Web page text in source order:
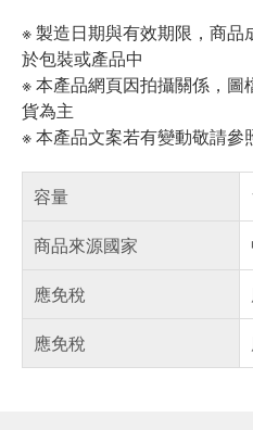
※ 製造日期與有效期限，商
於包裝或產品中
※ 本產品網頁因拍攝關係，圖
貨為主
※ 本產品文案若有變動敬請參
容量
商品來源國家
應免稅
應免稅